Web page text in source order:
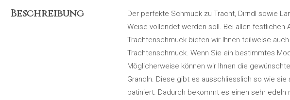
Beschreibung
Der perfekte Schmuck zu Tracht, Dirndl sowie
Weise vollendet werden soll. Bei allen festlichen
Trachtenschmuck bieten wir Ihnen teilweise
Trachtenschmuck. Wenn Sie ein bestimmtes
Möglicherweise können wir Ihnen die
Grandln. Diese gibt es ausschliesslich so wie
patiniert. Dadurch bekommt es einen sehr